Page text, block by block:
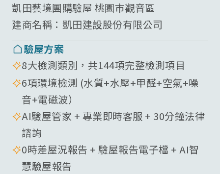
凱田藝境團購驗屋 桃園市觀音區
建商名稱： 凱田建設股份有限公司
驗屋方案
8大檢測類別，共144項完整檢測項目
6項環境檢測 (水質+水壓+甲醛+空氣+噪
音+電磁波）
AI驗屋管家 + 專業即時客服 + 30分鐘法律
諮詢
0時差屋況報告 + 驗屋報告電子檔 + AI智
慧驗屋報告